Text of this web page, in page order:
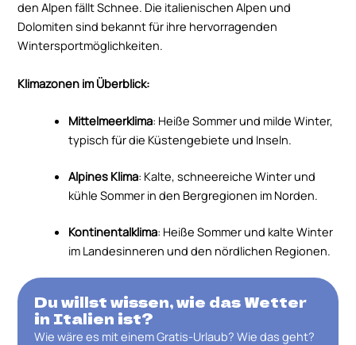
den Alpen fällt Schnee. Die italienischen Alpen und
Dolomiten sind bekannt für ihre hervorragenden
Wintersportmöglichkeiten.
Klimazonen im Überblick:
Mittelmeerklima: Heiße Sommer und milde Winter,
typisch für die Küstengebiete und Inseln.
Alpines Klima: Kalte, schneereiche Winter und
kühle Sommer in den Bergregionen im Norden.
Kontinentalklima: Heiße Sommer und kalte Winter
im Landesinneren und den nördlichen Regionen.
Du willst wissen, wie das Wetter
in Italien ist?
Wie wäre es mit einem Gratis-Urlaub? Wie das geht?